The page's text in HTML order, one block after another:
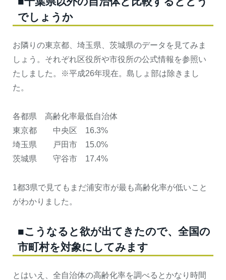
でしょうか
お隣りの東京都、埼玉県、茨城県のデータを見てみま
しょう。それぞれ区役所や市役所の公式情報を参照い
たしました。※平成26年現在。島しょ部は除きまし
た。
各都県 高齢化率最低自治体
東京都 中央区 16.3%
埼玉県 戸田市 15.0%
茨城県 守谷市 17.4%
1都3県で見てもまだ浦安市が最も高齢化率が低いこと
がわかりました。
■こうなると欲が出てきたので、全国の
市町村を対象にしてみます
とはいえ、全自治体の高齢化率を調べるとかなり時間